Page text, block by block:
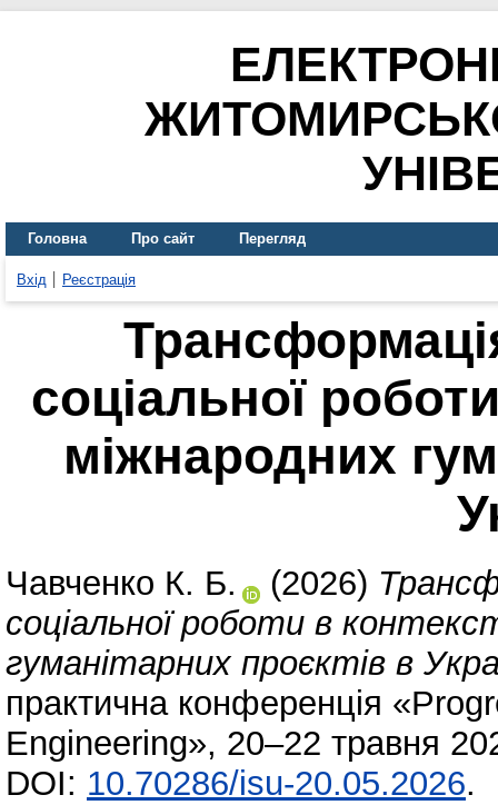
Головна Про сайт Перегляд
Вхід Реєстрація
соціальної
міжнародних
Чавченко К. Б. (2026)
соціальної роботи в
гуманітарних проєктів в
практична конференція
Engineering», 20–22 травня
DOI: 10.70286/isu-20.05.2026.